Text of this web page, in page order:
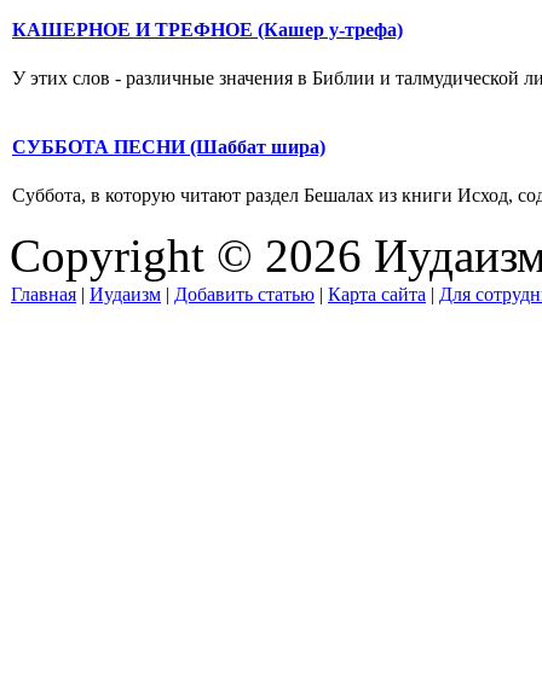
КАШЕРНОЕ И ТРЕФНОЕ (Кашер у-трефа)
У этих слов - различные значения в Библии и талмудической
СУББОТА ПЕСНИ (Шаббат шира)
Суббота, в которую читают раздел Бешалах из книги Исход,
Copyright © 2026
Главная | Иудаизм | Добавить статью | Карта сайта | Для